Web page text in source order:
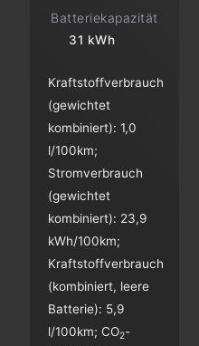
Batteriekapazität
31 kWh
Kraftstoffverbrauch
(gewichtet
kombiniert):1,0
l/100km;
Stromverbrauch
(gewichtet
kombiniert): 23,9
kWh/100km;
Kraftstoffverbrauch
(kombiniert, leere
Batterie): 5,9
l/100km;CO2-